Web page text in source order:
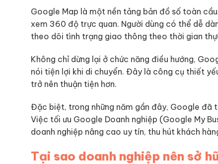
Google Map là một nền tảng bản đồ số toàn
xem 360 độ trực quan. Người dùng có thể dễ
theo dõi tình trạng giao thông theo thời gian
Không chỉ dừng lại ở chức năng điều hướng,
nói tiện lợi khi di chuyển. Đây là công cụ thiết
trở nên thuận tiện hơn.
Đặc biệt, trong những năm gần đây, Google đã
Việc tối ưu Google Doanh nghiệp (Google My
doanh nghiệp nâng cao uy tín, thu hút khách
Tại sao doanh nghiệp nên sở